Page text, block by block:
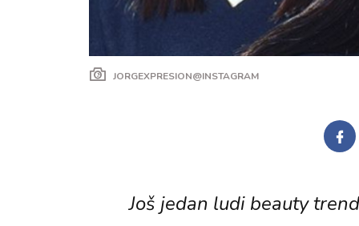
JORGEXPRESION@INSTAGRAM
Još jedan ludi beauty